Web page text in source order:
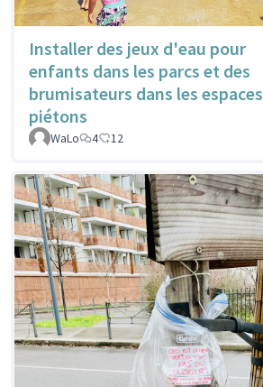
Installer des jeux d'eau pour
enfants dans les parcs et des
brumisateurs dans les espaces
piétons
WaLo 4 12